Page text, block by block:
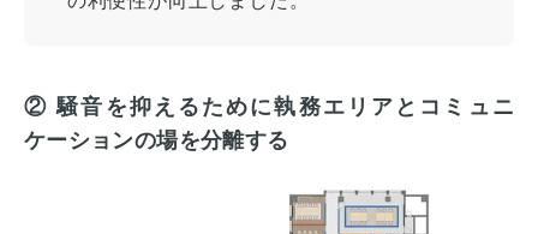
② 騒音を抑えるために執務エリアとコミュニ
ケーションの場を分離する